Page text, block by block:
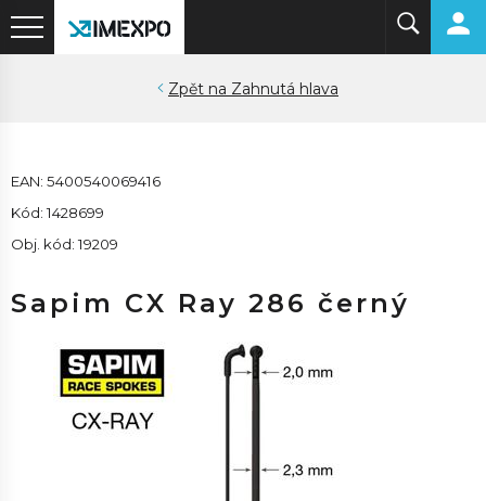
Zahnutá hlava
EAN: 5400540069416
Kód: 1428699
Obj. kód: 19209
Sapim CX Ray 286 černý